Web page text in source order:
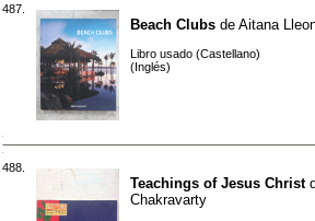
487.
Beach Clubs de Aitana
Libro usado (Castellano)
(Inglés)
488.
Teachings of Jesus Christ
Chakravarty